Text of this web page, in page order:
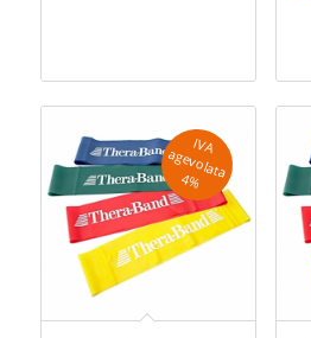
IV
A
a
g
e
v
o
la
ta
4
%